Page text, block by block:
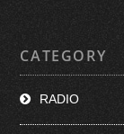
CATEGORY
RADIO